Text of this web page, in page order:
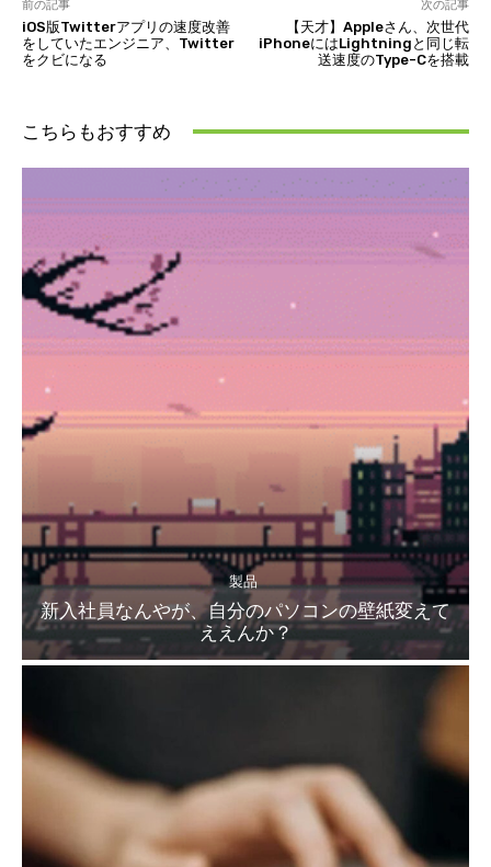
前の記事
iOS版Twitterアプリの速度改善
をしていたエンジニア、Twitter
をクビになる
次の記事
【天才】Appleさん、次世代
iPhoneにはLightningと同じ転
送速度のType-Cを搭載
こちらもおすすめ
製品
新入社員なんやが、自分のパソコンの壁紙変えて
ええんか？